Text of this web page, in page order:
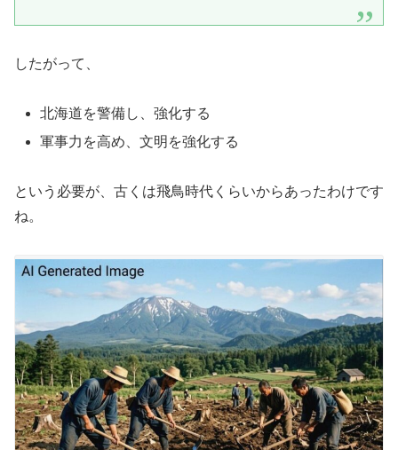
したがって、
北海道を警備し、強化する
軍事力を高め、文明を強化する
という必要が、古くは飛鳥時代くらいからあったわけです
ね。